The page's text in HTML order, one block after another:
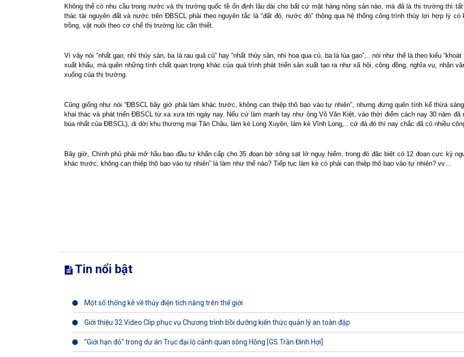
Không thể có nhu cầu trong nước và thị trường quốc tề ổn định lâu dài cho bất cứ mặt hàng nông sản nào, mà đã là thị trường thì
thác tài nguyên đất và nước trên ĐBSCL phải theo nguyên tắc là “đất đó, nước đó” thông qua hệ thống công trình thủy lợi hợp lý
trồng, vật nuôi theo cơ chế thị trường lúc cần thiết.
Vì vậy nói “nhất gạo, nhì thủy sản, ba là rau quả củ” hay “nhất thủy sản, nhì hoa qua củ, ba là lúa gạo”,.. nói như thế là theo kiểu
xuất khẩu, mà quên những tính chất quan trọng khác của quá trình phát triển sản xuất tạo ra như xã hội, cộng đồng, nghĩa vụ, nhân
xuống của thị trường.
Cũng giống như nói “ĐBSCL bây giờ phải làm khác trước, không can thiệp thô bạo vào tự nhiên”, nhưng đừng quên tính kế thừa
khai thác và phát triển ĐBSCL từ xa xưa tới ngày nay. Nếu cứ làm mạnh tay như ông Võ Văn Kiệt, vào thời điểm cách nay 30 năm
búa nhất của ĐBSCL), di dời khu thương mại Tân Châu, làm kè Long Xuyên, làm kè Vĩnh Long,.. cứ đà đó thì nay chắc đã có nhiều
Bây giờ, Chính phủ phải mở hầu bao đầu tư khẩn cấp cho 35 đoạn bờ sông sạt lở nguy hiểm, trong đó đặc biệt có 12 đoạn cực kỳ
khác trước, không can thiệp thô bạo vào tự nhiên” là làm như thế nào? Tiếp tục làm kè có phải can thiệp thô bạo vào tự nhiên? vv…
Tin nổi bật
Một số thống kê về thủy điện tích năng trên thế giới
Giới thiệu 32 Video Clip phục vụ Chương trình bồi dưỡng kiến thức quản lý an toàn đập
"Giới hạn đỏ" trong dự án Trục đại lộ cảnh quan sông Hồng [GS.Trần Đình Hợi]